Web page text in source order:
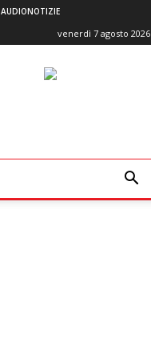
AUDIONOTIZIE
venerdì 7 agosto 2026